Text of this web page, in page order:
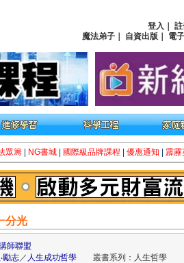
登入
魔法弟子
自資出版 電
眾籌 NG書城 國際級品牌課程 優惠通知 霹靂
分光
師聯盟
勵志／ 人生成功哲學
叢書系列：人生哲學